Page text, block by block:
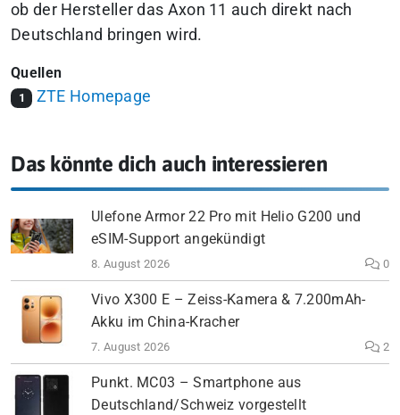
ob der Hersteller das Axon 11 auch direkt nach
Deutschland bringen wird.
Quellen
1 ZTE Homepage
Das könnte dich auch interessieren
Ulefone Armor 22 Pro mit Helio G200 und
eSIM-Support angekündigt
8. August 2026 0
Vivo X300 E – Zeiss-Kamera & 7.200mAh-
Akku im China-Kracher
7. August 2026 2
Punkt. MC03 – Smartphone aus
Deutschland/Schweiz vorgestellt